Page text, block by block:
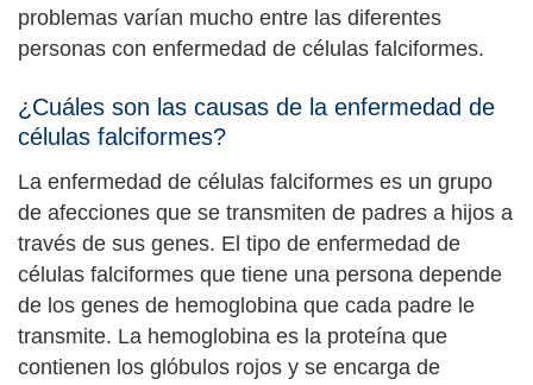
problemas varían mucho entre las diferentes
personas con enfermedad de células falciformes.
¿Cuáles son las causas de la enfermedad de
células falciformes?
La enfermedad de células falciformes es un grupo
de afecciones que se transmiten de padres a hijos a
través de sus genes. El tipo de enfermedad de
células falciformes que tiene una persona depende
de los genes de hemoglobina que cada padre le
transmite. La hemoglobina es la proteína que
contienen los glóbulos rojos y se encarga de